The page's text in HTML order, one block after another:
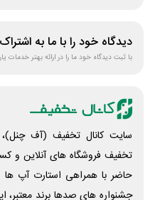
دیدگاه خود را با ما به
با ثبت دیدگاه خود ما را در ارائه بهتر خدمات
سایت کانال تخفیف (آف
تخفیف فروشگاه های آنلاین و
حاضر با همراهی استارت آپ ها
جشنواره های صدها برند معتبر،